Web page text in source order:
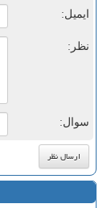
ایمیل:
نظر:
سوال: